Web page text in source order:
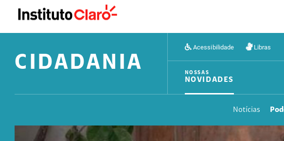
CIDADANIA
Acessibilidade Libras
NOSSAS
NOVIDADES
Notícias